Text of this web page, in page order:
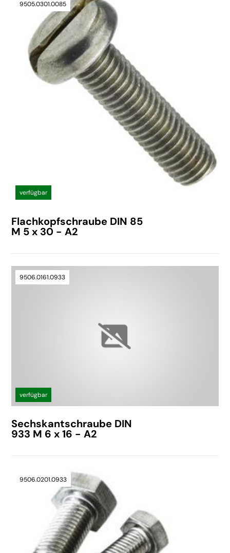
9505.0301.0085
verfügbar
Flachkopfschraube DIN 85
M 5 x 30 - A2
9506.0161.0933
verfügbar
Sechskantschraube DIN
933 M 6 x 16 - A2
9506.0201.0933